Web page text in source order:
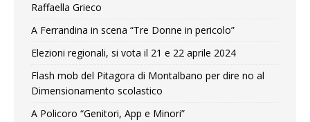
Raffaella Grieco
A Ferrandina in scena “Tre Donne in pericolo”
Elezioni regionali, si vota il 21 e 22 aprile 2024
Flash mob del Pitagora di Montalbano per dire no al
Dimensionamento scolastico
A Policoro “Genitori, App e Minori”